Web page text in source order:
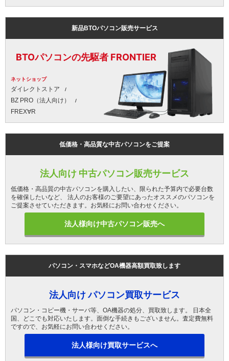
新品BTOパソコン販売サービス
BTOパソコンの先駆者 FRONTIER
ネットショップ
ダイレクトストア
BZ PRO（法人向け）
FREX∀R
低価格・高品質な中古パソコンをご提案
法人向け 中古パソコン販売サービス
低価格・高品質の中古パソコンを購入したい、限られた予算内で必要台数
を確保したいなど、 法人のお客様のご要望にあったオススメのパソコンを
ご提案させていただきます。お気軽にお問い合わせください。
法人様向け中古パソコン販売へ
パソコン・スマホなどOA機器高額買取致します
法人向け パソコン買取サービス
パソコン・コピー機・サーバ等、OA機器の処分、買取致します。 日本全
国、どこでも対応いたします。面倒な手続きもございません。査定費無料
ですので、お気軽にお問い合わせください。
法人様向け買取サービスへ